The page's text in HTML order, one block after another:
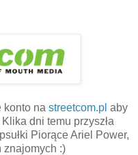
konto na streetcom.pl aby
dni temu przyszła
Piorące Ariel Power,
znajomych :)